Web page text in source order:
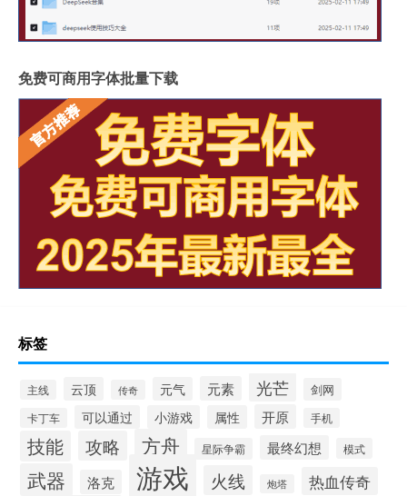
免费可商用字体批量下载
标签
主线 云顶 传奇 元气 元素 光芒 剑网
卡丁车 可以通过 小游戏 属性 开原 手机
技能 攻略 方舟 星际争霸 最终幻想 模式
武器 洛克 游戏 火线 炮塔 热血传奇